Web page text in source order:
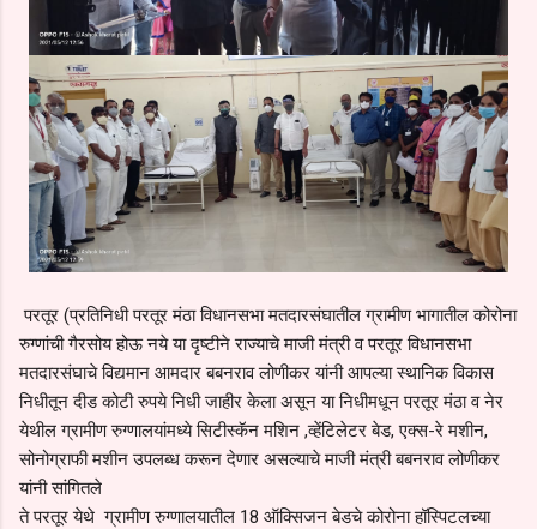
परतूर (प्रतिनिधी परतूर मंठा विधानसभा मतदारसंघातील ग्रामीण भागातील कोरोना
रुग्णांची गैरसोय होऊ नये या दृष्टीने राज्याचे माजी मंत्री व परतूर विधानसभा
मतदारसंघाचे विद्यमान आमदार बबनराव लोणीकर यांनी आपल्या स्थानिक विकास
निधीतून दीड कोटी रुपये निधी जाहीर केला असून या निधीमधून परतूर मंठा व नेर
येथील ग्रामीण रुग्णालयांमध्ये सिटीस्कॅन मशिन ,व्हेंटिलेटर बेड, एक्स-रे मशीन,
सोनोग्राफी मशीन उपलब्ध करून देणार असल्याचे माजी मंत्री बबनराव लोणीकर
यांनी सांगितले
ते परतूर येथे ग्रामीण रुग्णालयातील 18 ऑक्सिजन बेडचे कोरोना हॉस्पिटलच्या